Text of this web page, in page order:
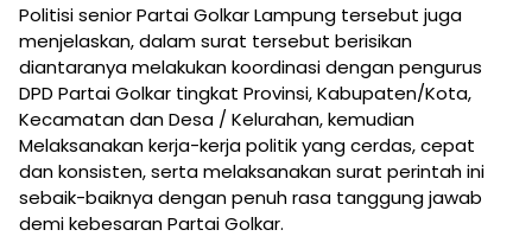
Politisi senior Partai Golkar Lampung tersebut juga
menjelaskan, dalam surat tersebut berisikan
diantaranya melakukan koordinasi dengan pengurus
DPD Partai Golkar tingkat Provinsi, Kabupaten/Kota,
Kecamatan dan Desa / Kelurahan, kemudian
Melaksanakan kerja-kerja politik yang cerdas, cepat
dan konsisten, serta melaksanakan surat perintah ini
sebaik-baiknya dengan penuh rasa tanggung jawab
demi kebesaran Partai Golkar.